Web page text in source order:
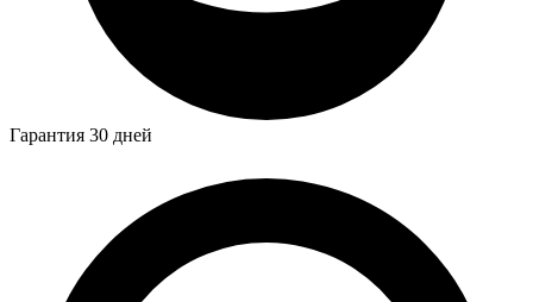
Гарантия 30 дней